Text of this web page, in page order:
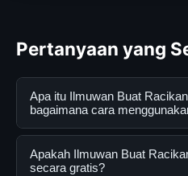
Pertanyaan yang
Apa itu Ilmuwan Buat
bagaimana cara
Ilmuwan Buat Racikan
digital yang dirancang untuk
Apakah Ilmuwan Buat
secara gratis?